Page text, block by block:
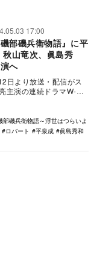
17:00
部磯兵衛物語』に平
山竜次、眞島秀
へ
日より放送・配信がス
主演の連続ドラマW-
～浮世はつらいよ～』
部磯兵衛物語～浮世はつらいよ
ロバート 平泉成
眞島秀和